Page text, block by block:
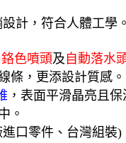
計，符合人體工學
色噴頭及 自動落水
條，更添設計質感。
，表面平滑晶亮且
。
口零件、台灣組裝)